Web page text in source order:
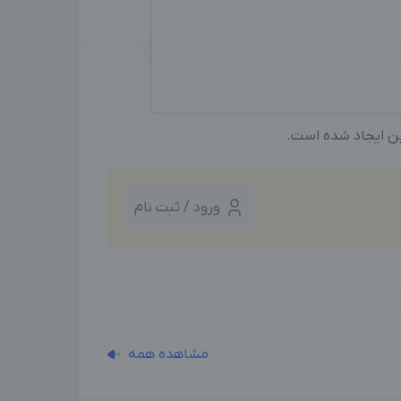
ایجاد شده است.
ورود / ثبت نام
مشاهده همه